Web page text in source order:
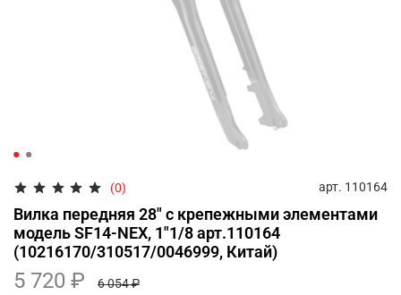
(0) арт. 110164
Вилка передняя 28" с крепежными элементами
модель SF14-NEX, 1"1/8 арт.110164
(10216170/310517/0046999, Китай)
5 720 ₽ 6 054 ₽